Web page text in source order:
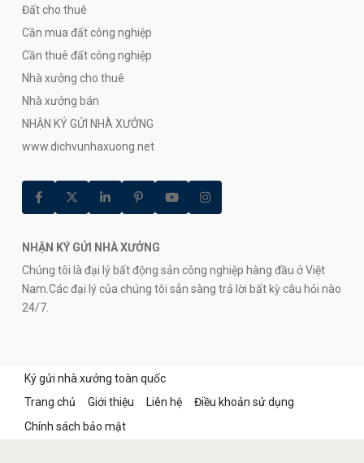
Đất cho thuê
Cần mua đất công nghiệp
Cần thuê đất công nghiệp
Nhà xưởng cho thuê
Nhà xưởng bán
NHẬN KÝ GỬI NHÀ XƯỞNG
www.dichvunhaxuong.net
NHẬN KÝ GỬI NHÀ XƯỞNG
Chúng tôi là đại lý bất động sản công nghiệp hàng đầu ở Việt
Nam.Các đại lý của chúng tôi sẳn sàng trả lời bất kỳ câu hỏi nào
24/7.
Ký gửi nhà xưởng toàn quốc
Trang chủ
Giới thiệu Liên hệ
Điều khoản sử dụng
Chính sách bảo mật